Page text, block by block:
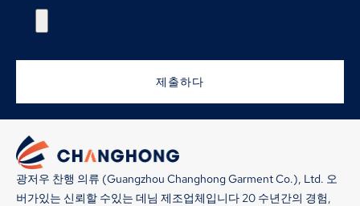
제출하다
광저우 찬행 의류 (Guangzhou Changhong Garment Co.), Ltd. 오
버가있는 신뢰할 수있는 데님 제조업체입니다 20 수년간의 경험,